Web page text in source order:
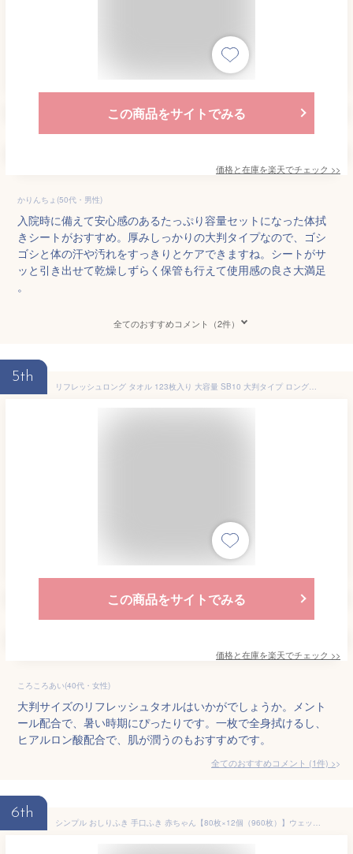
この商品をサイトでみる
価格と在庫を楽天でチェック >>
かりんちょ(50代・男性)
入院時に備えて安心感のあるたっぷり容量セットになった体拭
きシートがおすすめ。厚みしっかりの大判タイプなので、ゴシ
ゴシと体の汗や汚れをすっきりとケアできますね。シートがサ
ッと引き出せて乾燥しずらく保管も行えて使用感の良さ大満足
。
全てのおすすめコメント（2件）
5th
リフレッシュロング タオル 123枚入り 大容量 SB10 大判タイプ ロングタイプ ウェットタオル 大判 体拭きシート 汗拭きシート 無香性 冷たい メントール 冷感 冷却 使い捨て 制汗シート 熱中症 暑さ対策 スポーツ アウトドア キャンプ 外仕事 介護 災害時 防災グッズ 防災
この商品をサイトでみる
価格と在庫を楽天でチェック >>
ころころあい(40代・女性)
大判サイズのリフレッシュタオルはいかがでしょうか。メント
ール配合で、暑い時期にぴったりです。一枚で全身拭けるし、
ヒアルロン酸配合で、肌が潤うのもおすすめです。
全てのおすすめコメント (1件) >
6th
シンプル おしりふき 手口ふき 赤ちゃん【80枚×12個（960枚）】ウェットティッシュ おしゃれ おしり拭き お尻拭き お尻ふき 手口 赤ちゃん 拭き シート 手口拭き 持ち運び おしゃれ からだふき 体拭きシート 送料無料 最強配送